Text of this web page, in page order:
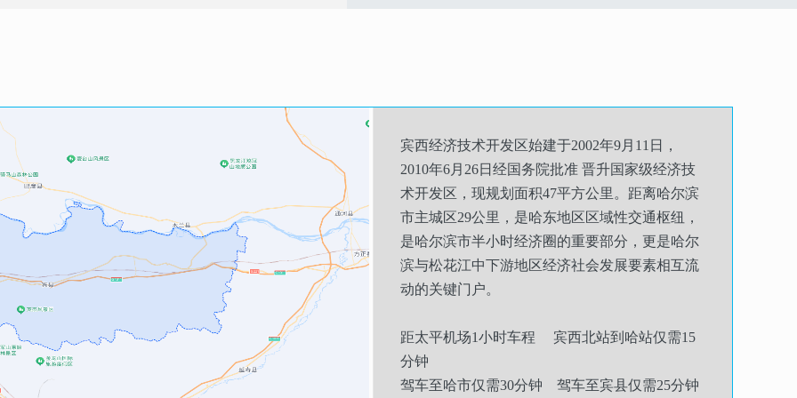
宾西经济技术开发区始建于2002年9月11日，
2010年6月26日经国务院批准 晋升国家级经济技
术开发区，现规划面积47平方公里。距离哈尔滨
市主城区29公里，是哈东地区区域性交通枢纽，
是哈尔滨市半小时经济圈的重要部分，更是哈尔
滨与松花江中下游地区经济社会发展要素相互流
动的关键门户。
距太平机场1小时车程 宾西北站到哈站仅需15
分钟
驾车至哈市仅需30分钟 驾车至宾县仅需25分钟